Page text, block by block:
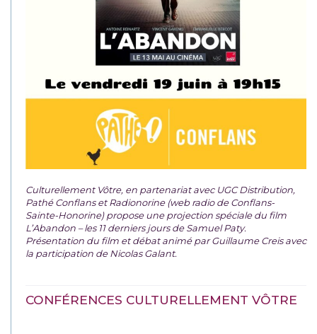
Culturellement Vôtre, en partenariat avec UGC Distribution,
Pathé Conflans et Radionorine (web radio de Conflans-
Sainte-Honorine) propose une projection spéciale du film
L’Abandon – les 11 derniers jours de Samuel Paty.
Présentation du film et débat animé par Guillaume Creis avec
la participation de Nicolas Galant.
CONFÉRENCES CULTURELLEMENT VÔTRE